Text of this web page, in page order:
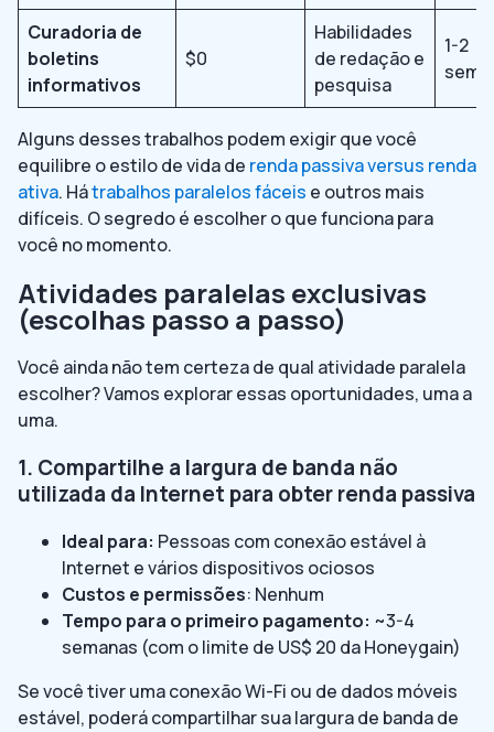
Curadoria de
boletins
informativos
$0
Habilidades
de redação e
pesquisa
1-2
Alguns desses trabalhos podem exigir que você
equilibre o estilo de vida de renda passiva versus renda
ativa. Hátrabalhos paralelos fáceis e outros mais
difíceis. O segredo é escolher o que funciona para
você no momento.
Atividades paralelas exclusivas
(escolhas passo a passo)
Você ainda não tem certeza de qual atividade paralela
escolher? Vamos explorar essas oportunidades, uma a
uma.
1. Compartilhe a largura de banda não
utilizada da Internet para obter renda passiva
Ideal para: Pessoas com conexão estável à
Internet e vários dispositivos ociosos
Custos e permissões: Nenhum
Tempo para o primeiro pagamento: ~3-4
semanas (com o limite de US$ 20 da Honeygain)
Se você tiver uma conexão Wi-Fi ou de dados móveis
estável, poderá compartilhar sua largura de banda de